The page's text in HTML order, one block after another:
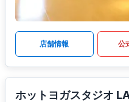
店舗情報 公
ホットヨガスタジオ